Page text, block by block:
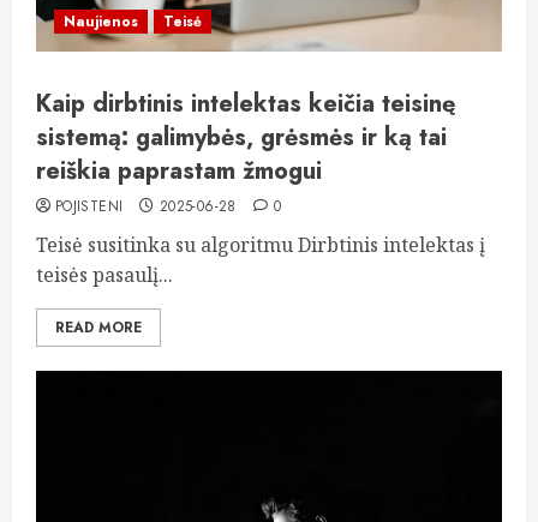
Naujienos Teisė
Kaip dirbtinis intelektas keičia teisinę
sistemą: galimybės, grėsmės ir ką tai
reiškia paprastam žmogui
POJISTENI 2025-06-28 0
Teisė susitinka su algoritmu Dirbtinis intelektas į
teisės pasaulį...
READ MORE